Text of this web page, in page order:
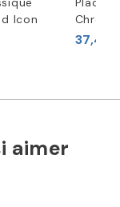
Icon
Chrome
37,46
aimer